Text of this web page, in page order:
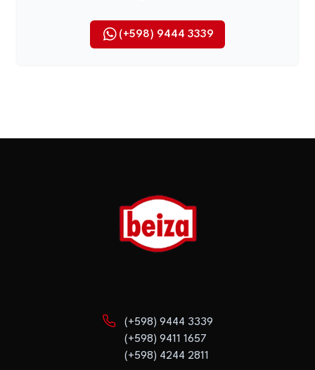
(+598) 9444 3339
(+598) 9444 3339
(+598) 9411 1657
(+598) 4244 2811